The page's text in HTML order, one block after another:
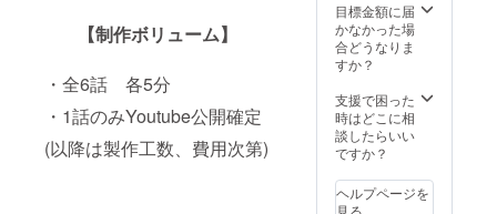
【制作ボリューム】
・全6話 各5分
・1話のみYoutube公開確定
(以降は製作工数、費用次第)
八くまの・柚
萌・紫乃咲ほの
あ３名のうちお
一人をお選びく
供方法：ご指定
いただいたご住
所に宅配便にて
お送りします。
は2023年12月を
予定しいていま
目標金額に届
かなかった場
合どうなりま
すか？
支援で困った
時はどこに相
談したらいい
ですか？
ヘルプページを